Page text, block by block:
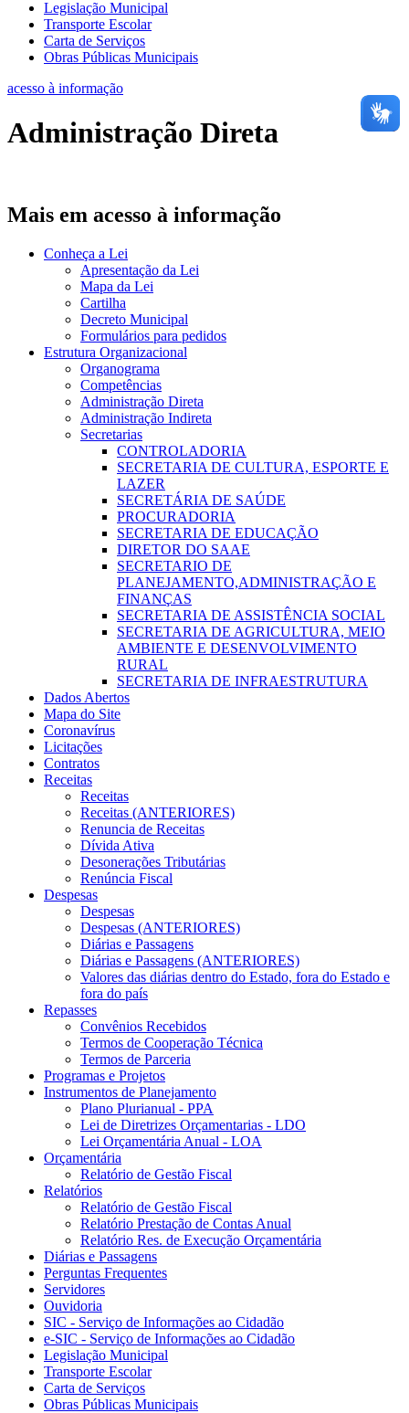
Legislação Municipal
Transporte Escolar
Carta de Serviços
Obras Públicas Municipais
acesso à informação
Administração Direta
Mais em acesso à informação
Conheça a Lei
Apresentação da Lei
Mapa da Lei
Cartilha
Decreto Municipal
Formulários para pedidos
Estrutura Organizacional
Organograma
Competências
Administração Direta
Administração Indireta
Secretarias
CONTROLADORIA
SECRETARIA DE CULTURA, ESPORTE E
LAZER
SECRETÁRIA DE SAÚDE
PROCURADORIA
SECRETARIA DE EDUCAÇÃO
DIRETOR DO SAAE
SECRETARIO DE
PLANEJAMENTO,ADMINISTRAÇÃO E
FINANÇAS
SECRETARIA DE ASSISTÊNCIA SOCIAL
SECRETARIA DE AGRICULTURA, MEIO
AMBIENTE E DESENVOLVIMENTO
RURAL
SECRETARIA DE INFRAESTRUTURA
Dados Abertos
Mapa do Site
Coronavírus
Licitações
Contratos
Receitas
Receitas
Receitas (ANTERIORES)
Renuncia de Receitas
Dívida Ativa
Desonerações Tributárias
Renúncia Fiscal
Despesas
Despesas
Despesas (ANTERIORES)
Diárias e Passagens
Diárias e Passagens (ANTERIORES)
Valores das diárias dentro do Estado, fora do Estado e
fora do país
Repasses
Convênios Recebidos
Termos de Cooperação Técnica
Termos de Parceria
Programas e Projetos
Instrumentos de Planejamento
Plano Plurianual - PPA
Lei de Diretrizes Orçamentarias - LDO
Lei Orçamentária Anual - LOA
Orçamentária
Relatório de Gestão Fiscal
Relatórios
Relatório de Gestão Fiscal
Relatório Prestação de Contas Anual
Relatório Res. de Execução Orçamentária
Diárias e Passagens
Perguntas Frequentes
Servidores
Ouvidoria
SIC - Serviço de Informações ao Cidadão
e-SIC - Serviço de Informações ao Cidadão
Legislação Municipal
Transporte Escolar
Carta de Serviços
Obras Públicas Municipais